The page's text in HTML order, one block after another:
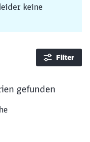
keine
gefunden
Filter
20